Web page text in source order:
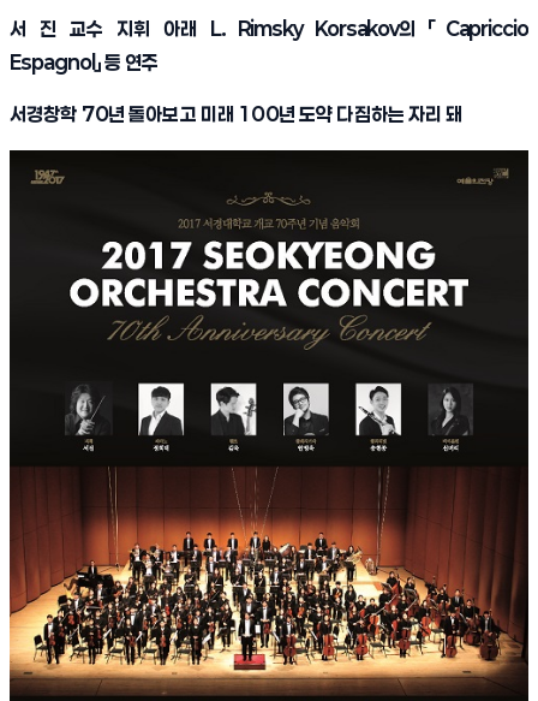
서 진 교수 지휘 아래 L. Rimsky Korsakov의 「 Capriccio
Espagnol 」등 연주
서경창학 70년 돌아보고 미래 100년 도약 다짐하는 자리 돼